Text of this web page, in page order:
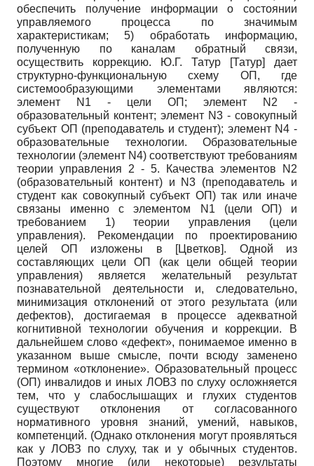
обеспечить получение информации о состоянии
управляемого процесса по значимым
характеристикам; 5) обработать информацию,
полученную по каналам обратный связи,
осуществить коррекцию. Ю.Г. Татур
[Татур]
дает
структурно-функциональную схему ОП, где
системообразующими элементами являются:
элемент
N 1 - цели ОП; элемент N 2 -
образовательный контент; элемент N3 - совокупный
субъект ОП (преподаватель и студент); элемент N4 -
образовательные технологии. Образовательные
технологии (элемент N4) соответствуют требованиям
теории управления 2 - 5. Качества элементов
N 2
(образовательный контент) и N3 (преподаватель и
студент как совокупный субъект ОП) так или иначе
связаны именно с элементом
N 1 (цели ОП) и
требованием 1) теории управления (цели
управления). Рекомендации по проектированию
целей ОП изложены в
[Цветков]. Одной из
составляющих цели ОП (как цели общей теории
управления) является желательный результат
познавательной деятельности и, следовательно,
минимизация отклонений от этого результата (или
дефектов), достигаемая в процессе адекватной
когнитивной технологии обучения и коррекции. В
дальнейшем слово «дефект», понимаемое именно в
указанном выше смысле, почти всюду заменено
термином «отклонение». Образовательный процесс
(ОП) инвалидов и иных ЛОВЗ по слуху осложняется
тем, что у слабослышащих и глухих студентов
существуют отклонения от согласованного
нормативного уровня знаний, умений, навыков,
компетенций. (Однако отклонения могут проявляться
как у ЛОВЗ по слуху, так и у обычных студентов.
Поэтому многие (или некоторые) результаты